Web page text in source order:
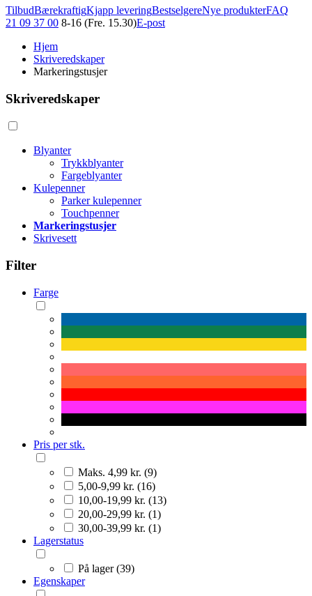
TilbudBærekraftigKjapp leveringBestselgereNye produkterFAQ
21 09 37 00 8-16 (Fre. 15.30)E-post
Hjem
Skriveredskaper
Markeringstusjer
Skriveredskaper
Blyanter
Trykkblyanter
Fargeblyanter
Kulepenner
Parker kulepenner
Touchpenner
Markeringstusjer
Skrivesett
Filter
Farge
Pris per stk.
Maks. 4,99 kr. (9)
5,00-9,99 kr. (16)
10,00-19,99 kr. (13)
20,00-29,99 kr. (1)
30,00-39,99 kr. (1)
Lagerstatus
På lager (39)
Egenskaper